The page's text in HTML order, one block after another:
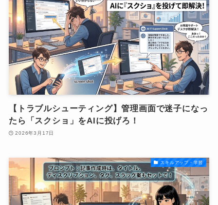
【トラブルシューティング】管理画面で迷子になっ
たら「スクショ」をAIに投げろ！
2026年3月17日
スキルアップ・学習